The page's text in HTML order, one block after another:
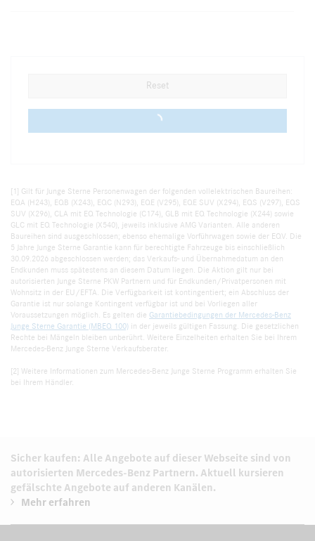
Reset
0 vehicles
[1] Gilt für Junge Sterne Personenwagen der folgenden vollelektrischen Baureihen:
EQA (H243), EQB (X243), EQC (N293), EQE (V295), EQE SUV (X294), EQS (V297), EQS
SUV (X296), CLA mit EQ Technologie (C174), GLB mit EQ Technologie (X244) sowie
GLC mit EQ Technologie (X540), jeweils inklusive AMG Varianten. Alle anderen
Baureihen sind ausgeschlossen; ebenso ehemalige Vorführwagen sowie der EQV. Die
5 Jahre Junge Sterne Garantie kann für berechtigte Fahrzeuge bis einschließlich
30.09.2026 abgeschlossen werden; das Verkaufs- und Übernahmedatum an den
Endkunden muss spätestens an diesem Datum liegen. Die Aktion gilt nur bei
autorisierten Junge Sterne PKW Partnern und für Endkunden/Privatpersonen mit
Wohnsitz in der EU/EFTA. Die Verfügbarkeit ist kontingentiert; ein Abschluss der
Garantie ist nur solange Kontingent verfügbar ist und bei Vorliegen aller
Voraussetzungen möglich. Es gelten die Garantiebedingungen der Mercedes-Benz
Junge Sterne Garantie (MBEQ 100) in der jeweils gültigen Fassung. Die gesetzlichen
Rechte bei Mängeln bleiben unberührt. Weitere Einzelheiten erhalten Sie bei Ihrem
Mercedes-Benz Junge Sterne Verkaufsberater.
[2] Weitere Informationen zum Mercedes-Benz Junge Sterne Programm erhalten Sie
bei Ihrem Händler.
Sicher kaufen: Alle Angebote auf dieser Webseite sind von
autorisierten Mercedes-Benz Partnern. Aktuell kursieren
gefälschte Angebote auf anderen Kanälen.
Mehr erfahren